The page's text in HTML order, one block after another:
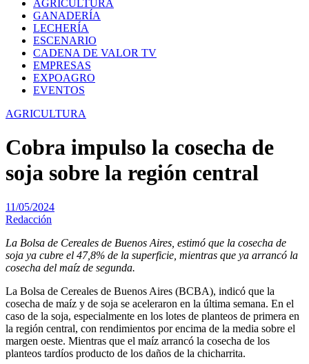
AGRICULTURA
GANADERÍA
LECHERÍA
ESCENARIO
CADENA DE VALOR TV
EMPRESAS
EXPOAGRO
EVENTOS
AGRICULTURA
Cobra impulso la cosecha de
soja sobre la región central
11/05/2024
Redacción
La Bolsa de Cereales de Buenos Aires, estimó que la cosecha de
soja ya cubre el 47,8% de la superficie, mientras que ya arrancó la
cosecha del maíz de segunda.
La Bolsa de Cereales de Buenos Aires (BCBA), indicó que la
cosecha de maíz y de soja se aceleraron en la última semana. En el
caso de la soja, especialmente en los lotes de planteos de primera en
la región central, con rendimientos por encima de la media sobre el
margen oeste. Mientras que el maíz arrancó la cosecha de los
planteos tardíos producto de los daños de la chicharrita.